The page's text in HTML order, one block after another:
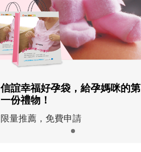
信誼幸福好孕袋，給孕媽咪的第
一份禮物！
限量推薦，免費申請